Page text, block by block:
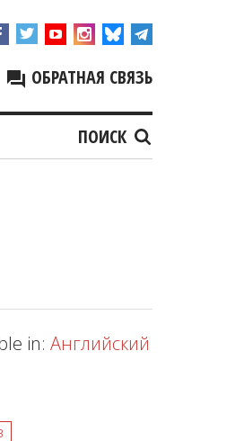
ОБРАТНАЯ СВЯЗЬ
ПОИСК
in: Английский